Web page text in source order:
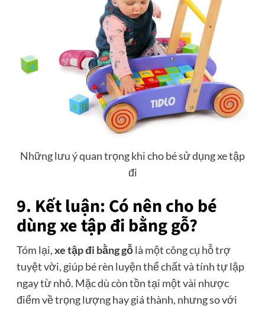
Những lưu ý quan trọng khi cho bé sử dụng xe tập
đi
9. Kết luận: Có nên cho bé
dùng xe tập đi bằng gỗ?
Tóm lại,xe tập đi bằng gỗlà một công cụ hỗ trợ
tuyệt vời, giúp bé rèn luyện thể chất và tính tự lập
ngay từ nhỏ. Mặc dù còn tồn tại một vài nhược
điểm về trọng lượng hay giá thành, nhưng so với